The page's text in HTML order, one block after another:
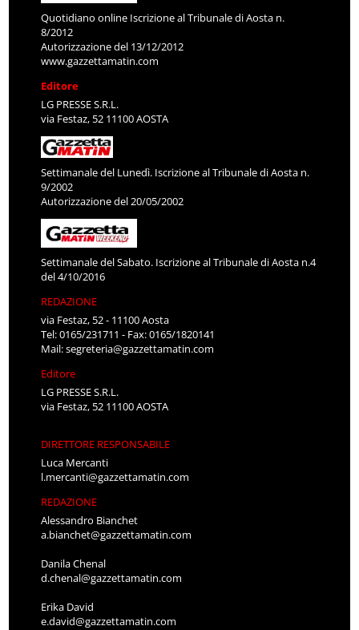
Quotidiano online Iscrizione al Tribunale di Aosta n.
8/2012
Autorizzazione del 13/12/2012
www.gazzettamatin.com
Editore
LG PRESSE S.R.L.
via Festaz, 52 11100 AOSTA
Settimanale del Lunedì. Iscrizione al Tribunale di Aosta n.
9/2002
Autorizzazione del 20/05/2002
Settimanale del Sabato. Iscrizione al Tribunale di Aosta n.4
del 4/10/2016
REDAZIONE
via Festaz, 52 - 11100 Aosta
Tel: 0165/231711 - Fax: 0165/1820141
Mail:segreteria@gazzettamatin.com
Editore
LG PRESSE S.R.L.
via Festaz, 52 11100 AOSTA
DIRETTORE RESPONSABILE
Luca Mercanti
l.mercanti@gazzettamatin.com
REDAZIONE
Alessandro Bianchet
a.bianchet@gazzettamatin.com
Danila Chenal
d.chenal@gazzettamatin.com
Erika David
e.david@gazzettamatin.com